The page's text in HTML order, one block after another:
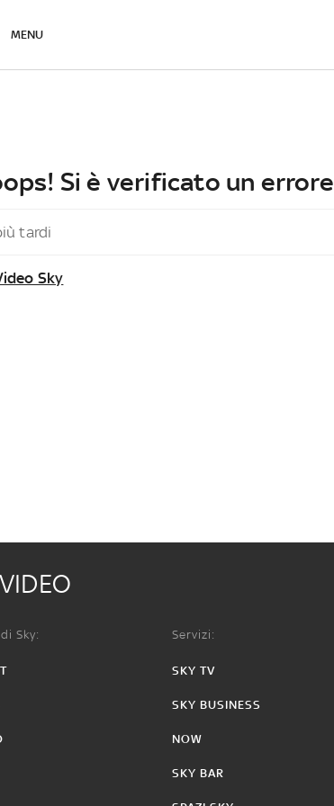
MENU
Si è verificato un errore
tardi
Sky
VIDEO
Sky: Servizi:
SKY TV
SKY BUSINESS
NOW
SKY BAR